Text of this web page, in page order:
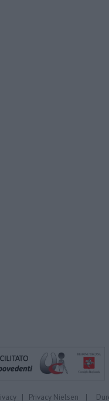
| Privacy Nielsen |